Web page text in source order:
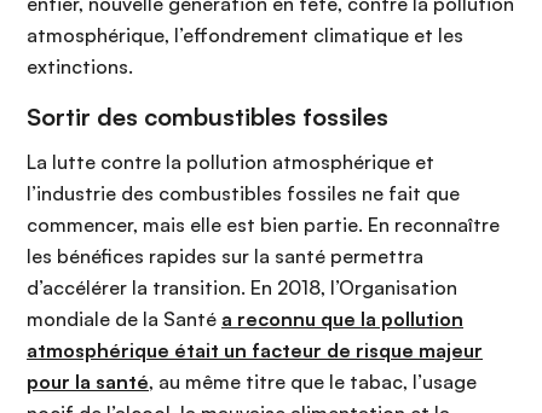
atmosphérique, l’effondrement climatique et les
extinctions.
Sortir des combustibles fossiles
La lutte contre la pollution atmosphérique et
l’industrie des combustibles fossiles ne fait que
commencer, mais elle est bien partie. En reconnaître
les bénéfices rapides sur la santé permettra
d’accélérer la transition. En 2018, l’Organisation
mondiale de la Santé a reconnu que la pollution
atmosphérique était un facteur de risque majeur
pour la santé, au même titre que le tabac, l’usage